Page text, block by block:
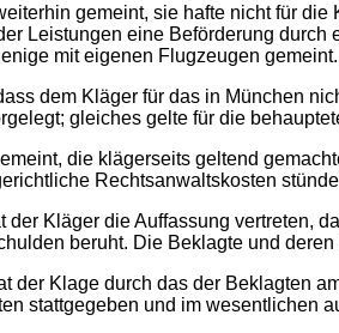
gemeint, sie hafte nicht für
Leistungen eine Beförderung
mit eigenen Flugzeugen gemeint.
dem Kläger für das in München
gleiches gelte für die
die klägerseits geltend
Rechtsanwaltskosten
der Kläger die Auffassung vertreten,
beruht. Die Beklagte und
der Klage durch das der Beklagten
stattgegeben und im wesentlichen